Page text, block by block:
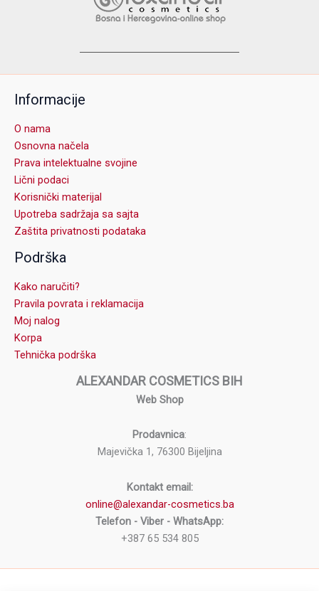
Informacije
O nama
Osnovna načela
Prava intelektualne svojine
Lični podaci
Korisnički materijal
Upotreba sadržaja sa sajta
Zaštita privatnosti podataka
Podrška
Kako naručiti?
Pravila povrata i reklamacija
Moj nalog
Korpa
Tehnička podrška
ALEXANDAR COSMETICS BIH
Web Shop
Prodavnica:
Majevička 1, 76300 Bijeljina
Kontakt email:
online@alexandar-cosmetics.ba
Telefon - Viber - WhatsApp:
+387 65 534 805